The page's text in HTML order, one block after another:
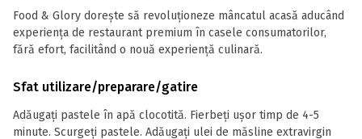
Food & Glory dorește să revoluționeze mâncatul acasă aducând
experiența de restaurant premium în casele consumatorilor,
fără efort, facilitând o nouă experiență culinară.
Sfat utilizare/preparare/gatire
Adăugați pastele în apă clocotită. Fierbeți ușor timp de 4-5
minute. Scurgeți pastele. Adăugați ulei de măsline extravirgin